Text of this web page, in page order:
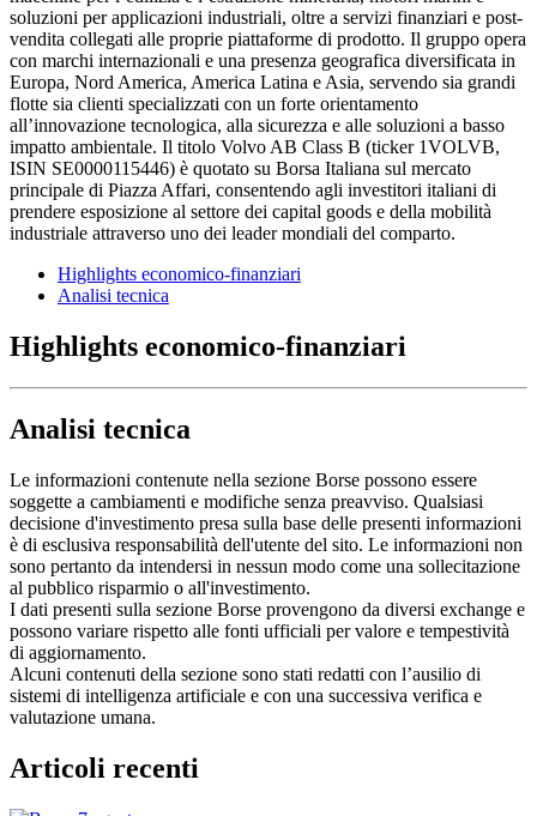
soluzioni per applicazioni industriali, oltre a servizi finanziari e post-
vendita collegati alle proprie piattaforme di prodotto. Il gruppo opera
con marchi internazionali e una presenza geografica diversificata in
Europa, Nord America, America Latina e Asia, servendo sia grandi
flotte sia clienti specializzati con un forte orientamento
all’innovazione tecnologica, alla sicurezza e alle soluzioni a basso
impatto ambientale. Il titolo Volvo AB Class B (ticker 1VOLVB,
ISIN SE0000115446) è quotato su Borsa Italiana sul mercato
principale di Piazza Affari, consentendo agli investitori italiani di
prendere esposizione al settore dei capital goods e della mobilità
industriale attraverso uno dei leader mondiali del comparto.
Highlights economico-finanziari
Analisi tecnica
Highlights economico-finanziari
Analisi tecnica
Le informazioni contenute nella sezione Borse possono essere
soggette a cambiamenti e modifiche senza preavviso. Qualsiasi
decisione d'investimento presa sulla base delle presenti informazioni
è di esclusiva responsabilità dell'utente del sito. Le informazioni non
sono pertanto da intendersi in nessun modo come una sollecitazione
al pubblico risparmio o all'investimento.
I dati presenti sulla sezione Borse provengono da diversi exchange e
possono variare rispetto alle fonti ufficiali per valore e tempestività
di aggiornamento.
Alcuni contenuti della sezione sono stati redatti con l’ausilio di
sistemi di intelligenza artificiale e con una successiva verifica e
valutazione umana.
Articoli recenti